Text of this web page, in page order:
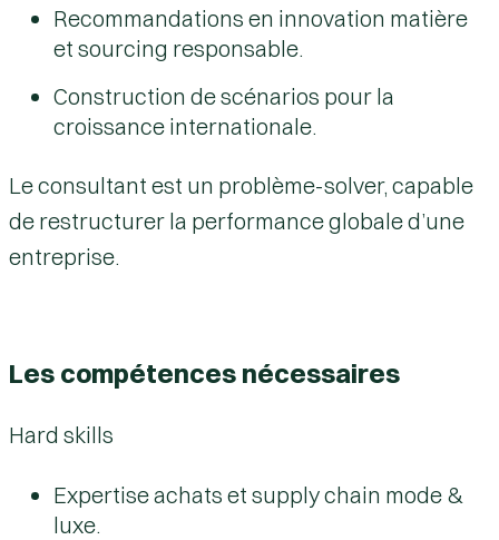
Recommandations en innovation matière
et sourcing responsable.
Construction de scénarios pour la
croissance internationale.
Le consultant est un problème-solver, capable
de restructurer la performance globale d’une
entreprise.
Les compétences nécessaires
Hard skills
Expertise achats et supply chain mode &
luxe.